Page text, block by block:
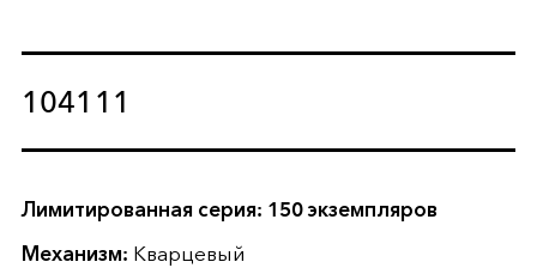
104111
Лимитированная серия: 150 экземпляров
Механизм: Кварцевый